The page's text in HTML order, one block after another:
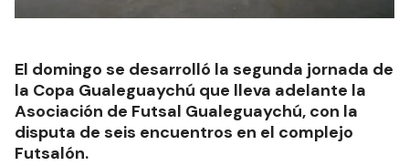
El domingo se desarrolló la segunda jornada de
la Copa Gualeguaychú que lleva adelante la
Asociación de Futsal Gualeguaychú, con la
disputa de seis encuentros en el complejo
Futsalón.